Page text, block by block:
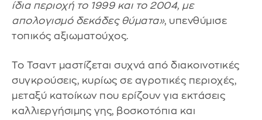
ίδια περιοχή το 1999 και το 2004, με
απολογισμό δεκάδες θύματα», υπενθύμισε
τοπικός αξιωματούχος.
Το Τσαντ μαστίζεται συχνά από διακοινοτικές
συγκρούσεις, κυρίως σε αγροτικές περιοχές,
μεταξύ κατοίκων που ερίζουν για εκτάσεις
καλλιεργήσιμης γης, βοσκοτόπια και